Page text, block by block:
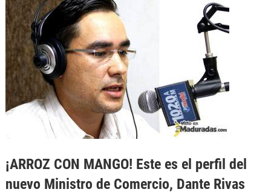
¡ARROZ CON MANGO! Este es el perfil del
nuevo Ministro de Comercio, Dante Rivas